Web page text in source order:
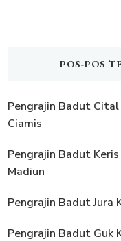
Sesuatu?
POS-POS
Pengrajin Badut
Ciamis
Pengrajin Badut
Madiun
Pengrajin Badut Jura
Pengrajin Badut Guk